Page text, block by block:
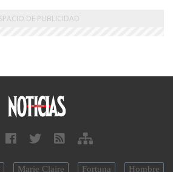
Marie Claire Fortuna Hombre